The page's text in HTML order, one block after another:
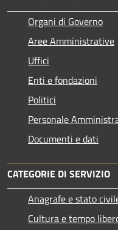
Organi di Governo
Aree Amministrative
Uffici
Enti e fondazioni
Politici
Personale
Documenti e dati
CATEGORIE DI SERVIZIO
Anagrafe e stato
Cultura e tempo